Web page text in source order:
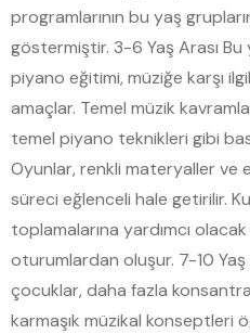
programlarının bu yaş
göstermiştir. 3-6 Yaş Arası
piyano eğitimi, müziğe karşı
amaçlar. Temel müzik
temel piyano teknikleri gibi
Oyunlar, renkli materyaller ve
süreci eğlenceli hale getirilir.
toplamalarına yardımcı
oturumlardan oluşur. 7-10
çocuklar, daha fazla
karmaşık müzikal konseptleri